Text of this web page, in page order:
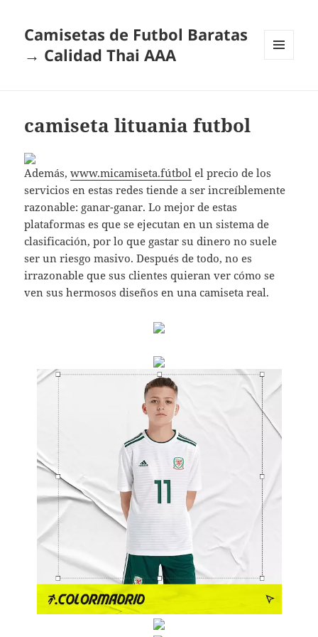
Camisetas de Futbol Baratas
→ Calidad Thai AAA
camiseta lituania futbol
Además,www.micamiseta.fútbol el precio de los
servicios en estas redes tiende a ser increíblemente
razonable: ganar-ganar. Lo mejor de estas
plataformas es que se ejecutan en un sistema de
clasificación, por lo que gastar su dinero no suele
ser un riesgo masivo. Después de todo, no es
irrazonable que sus clientes quieran ver cómo se
ven sus hermosos diseños en una camiseta real.